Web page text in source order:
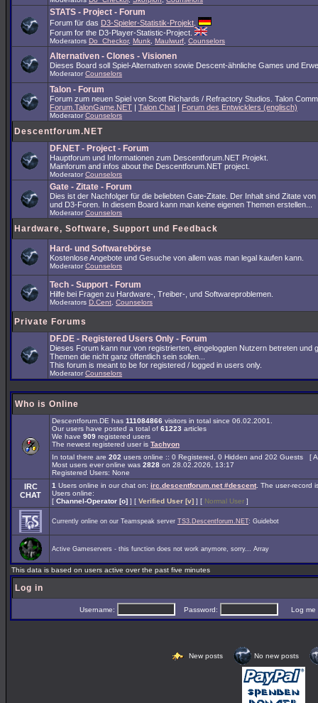
STATS - Project - Forum
Forum für das D3-Spieler-Statistik-Projekt
Forum for the D3-Player-Statistic-Project.
Moderators Do_Checkor, Munk Maulwurf Counselors
Alternativen - Clones - Visionen
Dieses Board soll Spiel-Alternativen sowie Descent-ähnliche Games und
Moderator Counselors
Talon - Forum
Forum zum neuen Spiel von Scott Richards / Refractory Studios. Talon
Forum.TalonGame.NET | Talon Chat | Forum des Entwicklers (englisch)
Moderator Counselors
Descentforum.NET
DF.NET - Project - Forum
Hauptforum und Informationen zum Descentforum.NET Projekt.
Mainforum and infos about the Descentforum.NET project.
Moderator Counselors
Gate - Zitate - Forum
Dies ist der Nachfolger für die beliebten Gate-Zitate. Der Inhalt sind Zitate
und D3-Foren. In diesem Board kann man keine eigenen Themen erstellen...
Moderator Counselors
Hardware, Software, Support und Feedback
Hard- und Softwarebörse
Kostenlose Angebote und Gesuche von allem was man legal kaufen kann.
Moderator Counselors
Tech - Support - Forum
Hilfe bei Fragen zu Hardware-, Treiber-, und Softwareproblemen.
Moderators D.Cent Counselors
Private Forums
DF.DE - Registered Users Only - Forum
Dieses Forum kann nur von registrierten, eingeloggten Nutzern betreten und
Themen die nicht ganz öffentlich sein sollen...
This forum is meant to be for registered / logged in users only.
Moderator Counselors
Who is Online
Descentforum.DE has 111084866 visitors in total since 06.02.2001.
Our users have posted a total of 61223 articles
We have 909 registered users
The newest registered user is Tachyon
In total there are 202 users online :: 0 Registered, 0 Hidden and 202 Guests [
Most users ever online was 2828 on 28.02.2026, 13:17
Registered Users: None
IRC
CHAT
1 Users online in our chat on: irc.descentforum.net #descent. The user-record
Users online:
[ Channel-Operator [o] ] [ Verified User [v] ] [ Normal User ]
Currently online on our Teamspeak server TS3.Descentforum.NET: Guidebot
Active Gameservers - this function does not work anymore, sorry... Array
This data is based on users active over the past five minutes
Log in
Username: Password: Log me
New posts No new posts